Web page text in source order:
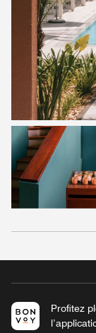
Profitez